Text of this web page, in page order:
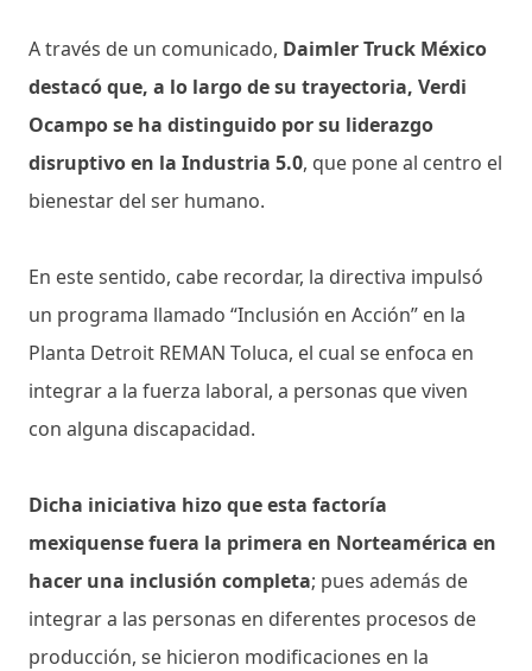
A través de un comunicado, Daimler Truck México
destacó que, a lo largo de su trayectoria, Verdi
Ocampo se ha distinguido por su liderazgo
disruptivo en la Industria 5.0, que pone al centro el
bienestar del ser humano.
En este sentido, cabe recordar, la directiva impulsó
un programa llamado “Inclusión en Acción” en la
Planta Detroit REMAN Toluca, el cual se enfoca en
integrar a la fuerza laboral, a personas que viven
con alguna discapacidad.
Dicha iniciativa hizo que esta factoría
mexiquense fuera la primera en Norteamérica en
hacer una inclusión completa; pues además de
integrar a las personas en diferentes procesos de
producción, se hicieron modificaciones en la